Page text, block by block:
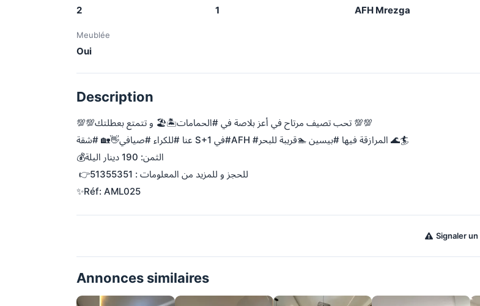
2 1 AFH Mrezga
Meublée
Oui
Description
💯💯تحب تصيف مرتاح في أعز بلاصة في #الحمامات🏝🏖 و تتمتع بعطلتك 💯💯
عنا #للكراء #صيافي👋🏡 #شقة S+1 في#AFH #المرازقة فيها #بيسين 🏊قريبة للبحر 🌊🏄
👉للحجز و للمزيد من المعلومات : 51355351
✨Réf: AML025
Signaler un
Annonces similaires